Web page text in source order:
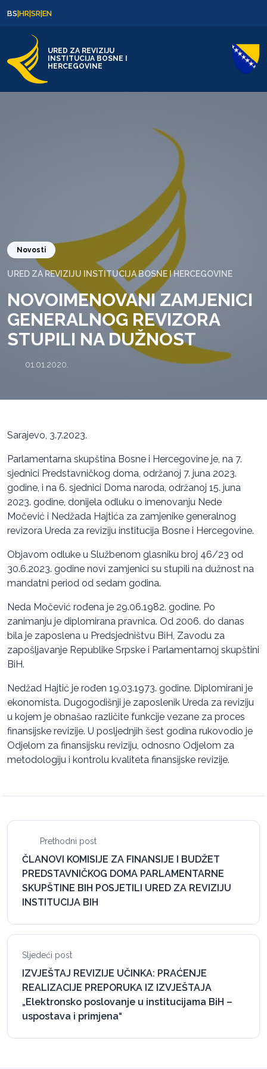
BS|HR|SR|EN
URED ZA REVIZIJU
INSTITUCIJA BOSNE I
HERCEGOVINE
Novosti
URED ZA REVIZIJU INSTITUCIJA BOSNE I HERCEGOVINE
NOVOIMENOVANI ZAMJENICI
GENERALNOG REVIZORA
STUPILI NA DUŽNOST
01.01.2020.
Sarajevo, 3.7.2023.
Parlamentarna skupština Bosne i Hercegovine je, na 7.
sjednici Predstavničkog doma, održanoj 7. juna 2023.
godine, i na 6. sjednici Doma naroda, održanoj 15. juna
2023. godine, donijela odluku o imenovanju Nede
Močević i Nedžada Hajtića za zamjenike generalnog
revizora Ureda za reviziju institucija Bosne i Hercegovine.
Objavom odluke u Službenom glasniku broj 46/23 od
30.6.2023. godine novi zamjenici su stupili na dužnost na
mandatni period od sedam godina.
Neda Močević rođena je 29.06.1982. godine. Po
zanimanju je diplomirana pravnica. Od 2006. do danas
bila je zaposlena u Predsjedništvu BiH, Zavodu za
zapošljavanje Republike Srpske i Parlamentarnoj skupštini
BiH.
Nedžad Hajtić je rođen 19.03.1973. godine. Diplomirani je
ekonomista. Dugogodišnji je zaposlenik Ureda za reviziju
u kojem je obnašao različite funkcije vezane za proces
finansijske revizije. U posljednjih šest godina rukovodio je
Odjelom za finansijsku reviziju, odnosno Odjelom za
metodologiju i kontrolu kvaliteta finansijske revizije.
Prethodni post
ČLANOVI KOMISIJE ZA FINANSIJE I BUDŽET
PREDSTAVNIČKOG DOMA PARLAMENTARNE
SKUPŠTINE BIH POSJETILI URED ZA REVIZIJU
INSTITUCIJA BIH
Sljedeći post
IZVJEŠTAJ REVIZIJE UČINKA: PRAĆENJE
REALIZACIJE PREPORUKA IZ IZVJEŠTAJA
„Elektronsko poslovanje u institucijama BiH –
uspostava i primjena“